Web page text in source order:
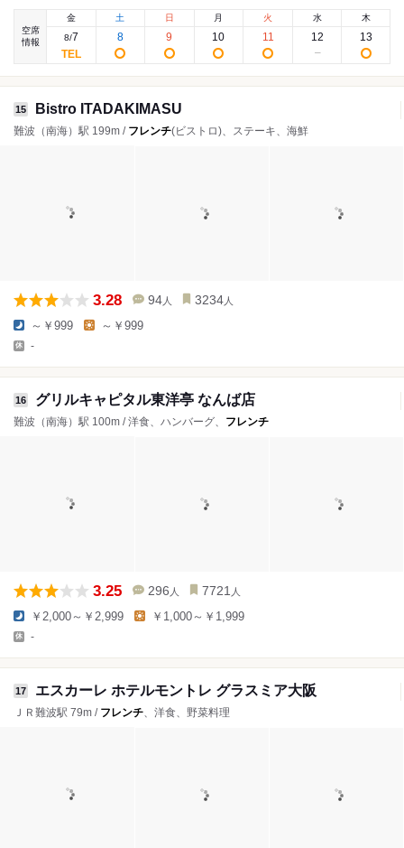
空席
情報
金
8/7
土
8
日
9
月
10
火
11
水
12
木
13
15 Bistro ITADAKIMASU
難波（南海）駅 199m / フレンチ(ビストロ)、ステーキ、海鮮
3.28 94 人 3234 人
～￥999 ～￥999
-
16 グリルキャピタル東洋亭 なんば店
難波（南海）駅 100m / 洋食、ハンバーグ、 フレンチ
3.25 296 人 7721 人
￥2,000～￥2,999 ￥1,000～￥1,999
-
17 エスカーレ ホテルモントレ グラスミア大阪
ＪＲ難波駅 79m / フレンチ、洋食、野菜料理